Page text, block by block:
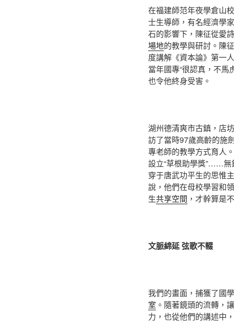
在福建師范年夜學倉山
士生導師，有名經濟學
石的影響下，陳征從愛
場地的教學與研討。陳
度講解《資本論》第一
當年國專“很認真，不馬
也令他終身受害。
湖州德清爽市古鎮，店
訪了當時97歲高齡的施
專老師的教學方式育人
設立“草根助學獎”……無
穿于唐武功平生的思惟
說，他們在母校學習和
生共享空間 ，才幹算是
文脈綿延 弦歌不輟
我們的畫面，捕獲了國
室 。隨著鏡頭的流轉，
力，也從他們的講述中